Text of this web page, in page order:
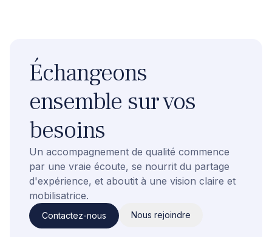
Échangeons
ensemble sur vos
besoins
Un accompagnement de qualité commence
par une vraie écoute, se nourrit du partage
d'expérience, et aboutit à une vision claire et
mobilisatrice.
Contactez-nous Nous rejoindre